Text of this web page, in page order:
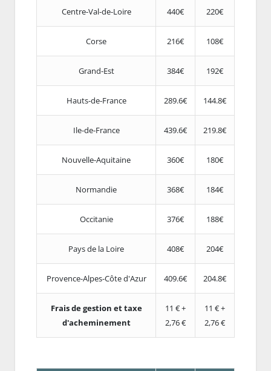
Centre-Val-de-Loire 440€ 220€
Corse 216€ 108€
Grand-Est 384€ 192€
Hauts-de-France 289.6€ 144.8€
Ile-de-France 439.6€ 219.8€
Nouvelle-Aquitaine 360€ 180€
Normandie 368€ 184€
Occitanie 376€ 188€
Pays de la Loire 408€ 204€
Provence-Alpes-Côte d'Azur 409.6€ 204.8€
Frais de gestion et taxe
d'acheminement
11 € +
2,76 €
11 € +
2,76 €